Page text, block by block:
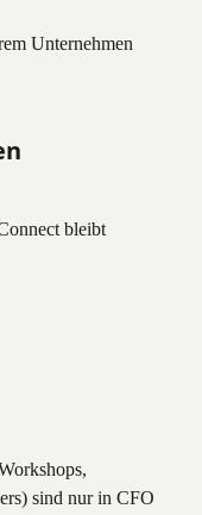
Unternehmen
bleibt
sind nur in CFO